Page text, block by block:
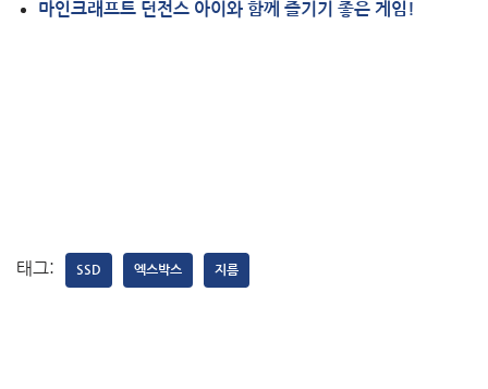
마인크래프트 던전스 아이와 함께 즐기기 좋은 게임!
태그: SSD 엑스박스 지름